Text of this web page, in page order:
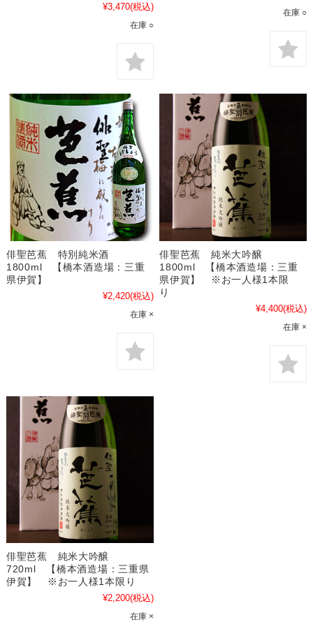
¥3,470(税込)
在庫 ○
在庫 ○
俳聖芭蕉 特別純米酒
1800ml 【橋本酒造場：三重
県伊賀】
¥2,420(税込)
在庫 ×
俳聖芭蕉 純米大吟醸
1800ml 【橋本酒造場：三重
県伊賀】 ※お一人様1本限
り
¥4,400(税込)
在庫 ×
俳聖芭蕉 純米大吟醸
720ml 【橋本酒造場：三重県
伊賀】 ※お一人様1本限り
¥2,200(税込)
在庫 ×